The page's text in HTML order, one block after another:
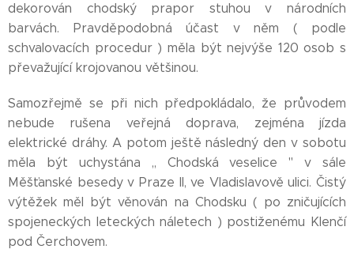
dekorován chodský prapor stuhou v národních
barvách. Pravděpodobná účast v něm ( podle
schvalovacích procedur ) měla být nejvýše 120 osob s
převažující krojovanou většinou.
Samozřejmě se při nich předpokládalo, že průvodem
nebude rušena veřejná doprava, zejména jízda
elektrické dráhy. A potom ještě následný den v sobotu
měla být uchystána ,, Chodská veselice '' v sále
Měšťanské besedy v Praze II, ve Vladislavově ulici. Čistý
výtěžek měl být věnován na Chodsku ( po zničujících
spojeneckých leteckých náletech ) postiženému Klenčí
pod Čerchovem.